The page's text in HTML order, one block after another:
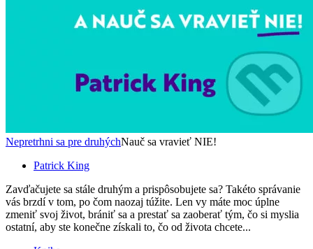
Nepretrhni sa pre druhýchNauč sa vravieť NIE!
Patrick King
Zavďačujete sa stále druhým a prispôsobujete sa? Takéto správanie
vás brzdí v tom, po čom naozaj túžite. Len vy máte moc úplne
zmeniť svoj život, brániť sa a prestať sa zaoberať tým, čo si myslia
ostatní, aby ste konečne získali to, čo od života chcete...